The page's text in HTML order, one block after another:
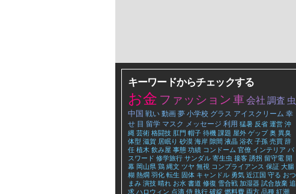
キーワードからチェックする
お金 ファッション車 会社 調査 虫
中国 戦い 動画 夢 小学校 グラス アイスクリーム 幸
せ 目 留学 マスク メッセージ 利用 猛暑 反省 運営 沖
縄 芸術 格闘技 肛門 帽子 待機 課題 屋外 ゲップ 奥 異臭
体型 滋賀 居眠り 砂漠 海岸 隙間 液晶 浴衣 子孫 売買 辞
任 植木 飲み屋 事態 功績 コンドーム 官僚 インテリア パ
スワード 修学旅行 サンダル 寄生虫 接客 誘拐 留守電 開
幕 岡山県 鶏 縄文 ツヤ 無視 コンプライアンス 保証 大腸
糊 熱燗 羽化 転生 固体 キャンドル 勇気 近江国 守る おつ
まみ 演技 晴れ お水 書道 修復 雪合戦 加湿器 試合放棄 追
求 ハロウィン 点滴 侍 執行 破綻 燃料費 両方 品種 紅潮